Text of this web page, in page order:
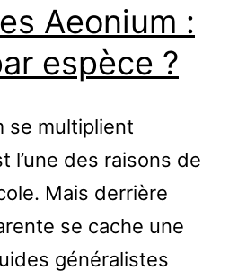
Aeonium :
espèce ?
se multiplient
l’une des raisons de
Mais derrière
se cache une
généralistes